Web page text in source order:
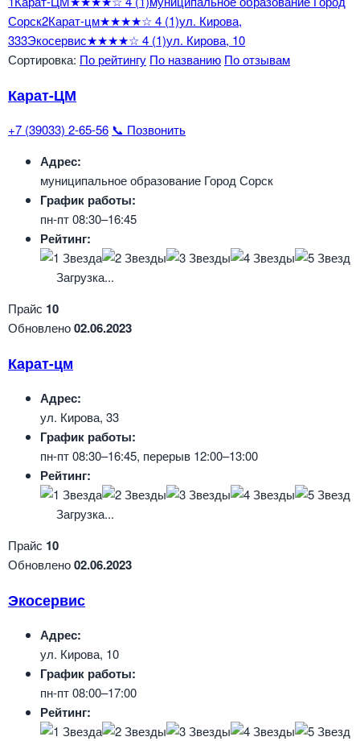
Сорск2Карат-цм★★★★☆ 4 (1)ул. Кирова,
333Экосервис★★★★☆ 4 (1)ул. Кирова, 10
Сортировка: По рейтингу По названию По отзывам
Карат-ЦМ
+7 (39033) 2-65-56 📞 Позвонить
Адрес:
муниципальное образование Город Сорск
График работы:
пн-пт 08:30–16:45
Рейтинг:
Загрузка...
Прайс 10
Обновлено02.06.2023
Карат-цм
Адрес:
ул. Кирова, 33
График работы:
пн-пт 08:30–16:45, перерыв 12:00–13:00
Рейтинг:
Загрузка...
Прайс 10
Обновлено02.06.2023
Экосервис
Адрес:
ул. Кирова, 10
График работы:
пн-пт 08:00–17:00
Рейтинг: